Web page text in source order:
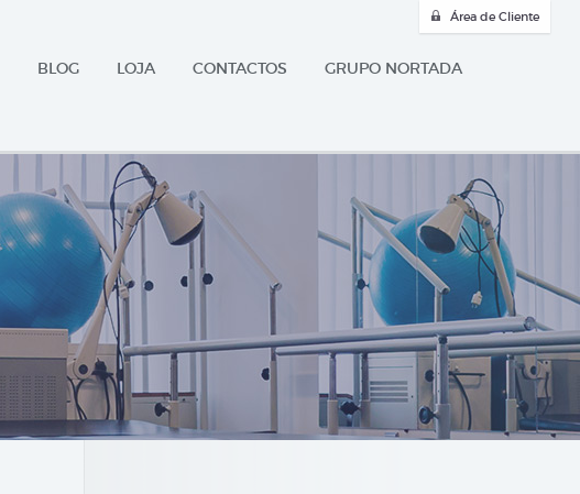
Área de Cliente
BLOG LOJA CONTACTOS GRUPO NORTADA